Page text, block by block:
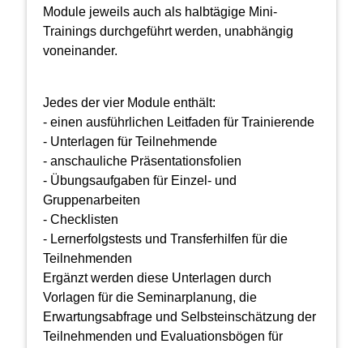
Module jeweils auch als halbtägige Mini-
Trainings durchgeführt werden, unabhängig
voneinander.
Jedes der vier Module enthält:
- einen ausführlichen Leitfaden für Trainierende
- Unterlagen für Teilnehmende
- anschauliche Präsentationsfolien
- Übungsaufgaben für Einzel- und
Gruppenarbeiten
- Checklisten
- Lernerfolgstests und Transferhilfen für die
Teilnehmenden
Ergänzt werden diese Unterlagen durch
Vorlagen für die Seminarplanung, die
Erwartungsabfrage und Selbsteinschätzung der
Teilnehmenden und Evaluationsbögen für